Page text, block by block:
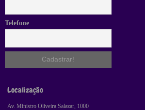
Telefone
Localização
Av. Ministro Oliveira Salazar, 1000